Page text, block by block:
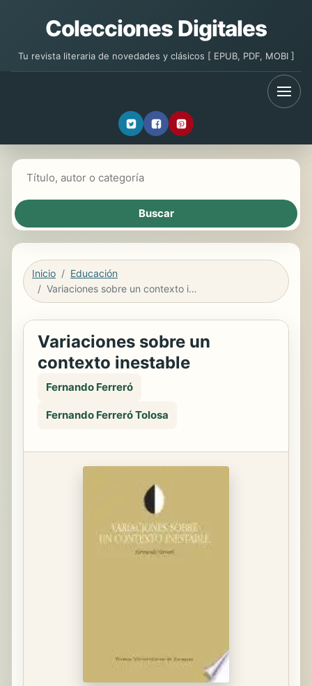
Colecciones Digitales
Tu revista literaria de novedades y clásicos [ EPUB, PDF, MOBI ]
Inicio
Educación
Variaciones sobre un contexto inestable
Variaciones sobre un
contexto inestable
Fernando Ferreró
Fernando Ferreró Tolosa